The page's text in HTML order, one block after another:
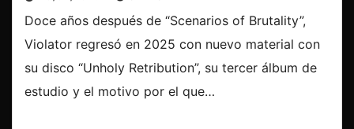
Doce años después de “Scenarios of Brutality”,
Violator regresó en 2025 con nuevo material con
su disco “Unholy Retribution”, su tercer álbum de
estudio y el motivo por el que…